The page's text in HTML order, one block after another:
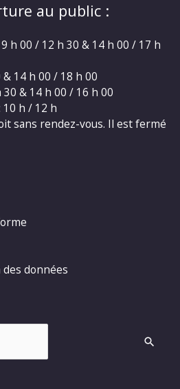
au public :
h 00 / 12 h 30 & 14 h 00 / 17 h
14 h 00 / 18 h 00
& 14 h 00 / 16 h 00
10 h / 12 h
sans rendez-vous. Il est fermé
données